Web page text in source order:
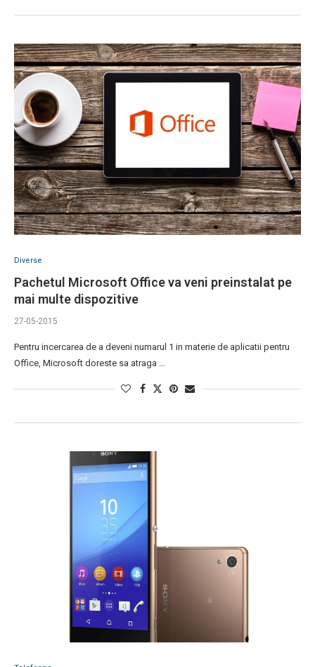
Diverse
Pachetul Microsoft Office va veni preinstalat pe
mai multe dispozitive
27-05-2015
Pentru incercarea de a deveni numarul 1 in materie de aplicatii pentru
Office, Microsoft doreste sa atraga …